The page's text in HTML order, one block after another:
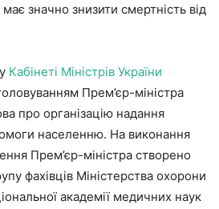
значно знизити смертність від
Кабінеті Міністрів України
Прем’єр-міністра
про організацію надання
населенню. На виконання
Прем’єр-міністра створено
фахівців Міністерства охорони
академії медичних наук